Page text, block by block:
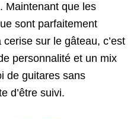
Maintenant que les
sont parfaitement
sur le gâteau, c’est
personnalité et un mix
de guitares sans
d’être suivi.